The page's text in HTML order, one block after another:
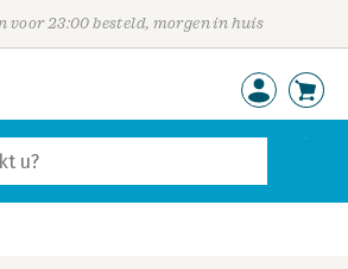
voor 23:00 besteld, morgen in huis